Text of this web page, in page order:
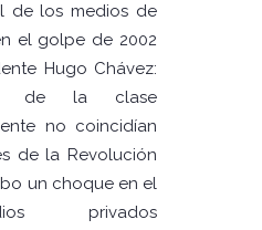
de los medios de
el golpe de 2002
Hugo Chávez:
de la clase
no coincidían
de la Revolución
un choque en el
privados